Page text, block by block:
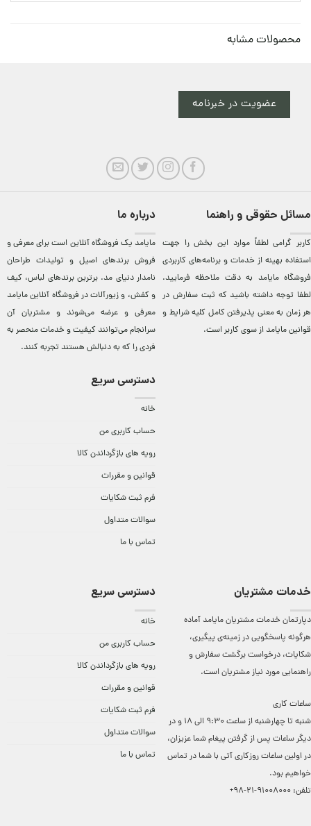
محصولات مشابه
عضویت در خبرنامه
مسائل حقوقی و راهنما
کاربر گرامی لطفاً موارد این بخش را جهت
استفاده بهینه از خدمات و برنامه‌‏های کاربردی
فروشگاه مایامد به دقت ملاحظه فرمایید.
لطفا توجه داشته باشید که ثبت سفارش در
هر زمان به معنی پذیرفتن کامل کلیهشرایط و
قوانین مایامداز سوی کاربر است.
درباره ما
مایامد يک فروشگاه آنلاين است برای معرفی و
فروش برندهای اصيل و توليدات طراحان
نامدار دنيای مد. برترين‌ برندهای لباس، کيف
و کفش، و زيورآلات در فروشگاه آنلاين مایامد
معرفی و عرضه می‌شوند و مشتريان آن
سرانجام می‌توانند کيفيت و خدمات منحصر به
فردی را که به دنبالش هستند تجربه کنند.
دسترسی سریع
خانه
حساب کاربری من
رویه های بازگرداندن کالا
قوانین و مقررات
فرم ثبت شکایات
سوالات متداول
تماس با ما
خدمات مشتریان
دپارتمان خدمات مشتریان مایامد آماده
هرگونه پاسخگویی در زمینه‌ی پیگیری،
شکایات، درخواست برگشت سفارش و
راهنمایی مورد نیاز مشتریان است.
ساعات کاری
شنبه تا چهارشنبه از ساعت 9:30 الی 18 و در
دیگر ساعات ‌پس از گرفتن پیغام شما عزیزان،
در اولین ساعات روزکاری آتی با شما در تماس
خواهیم بود.
تلفن: 91008000-21-98+
دسترسی سریع
خانه
حساب کاربری من
رویه های بازگرداندن کالا
قوانین و مقررات
فرم ثبت شکایات
سوالات متداول
تماس با ما